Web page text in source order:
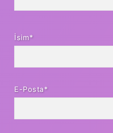
İsim*
E-Posta*